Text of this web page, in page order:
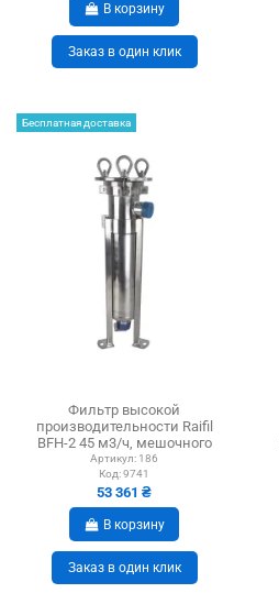
В корзину
Заказ в один клик
Бесплатная доставка
Фильтр высокой
производительности Raifil
BFH-2 45 м3/ч, мешочного
типа
Артикул: 186
Код:9741
53 361 ₴
В корзину
Заказ в один клик